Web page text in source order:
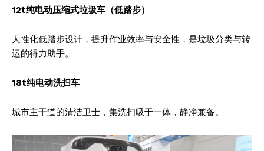
12t纯电动压缩式垃圾车（低踏步）
人性化低踏步设计，提升作业效率与安全性，是垃圾分类与转
运的得力助手。
18t纯电动洗扫车
城市主干道的清洁卫士，集洗扫吸于一体，静净兼备。